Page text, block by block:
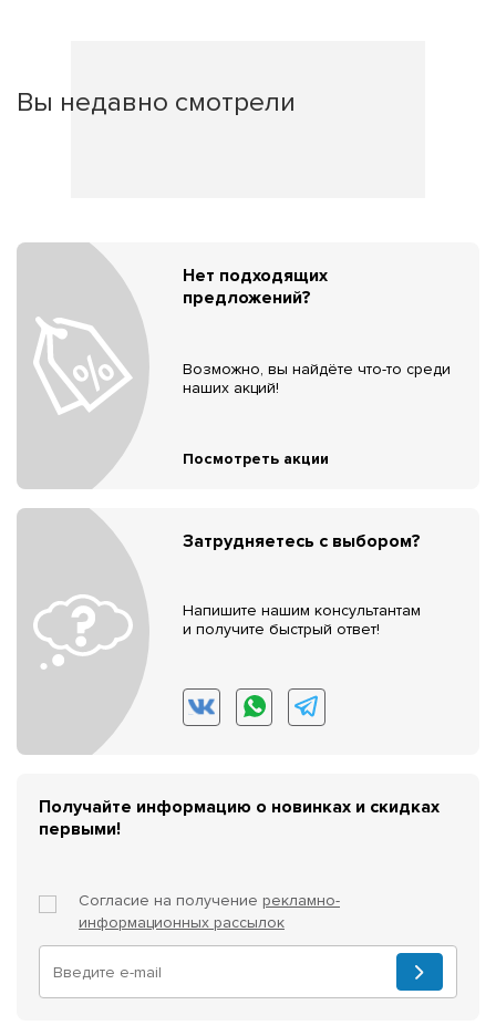
Вы недавно смотрели
Нет подходящих
предложений?
Возможно, вы найдёте что-то среди
наших акций!
Посмотреть акции
Затрудняетесь с выбором?
Напишите нашим консультантам
и получите быстрый ответ!
Получайте информацию о новинках и скидках
первыми!
Согласие на получение рекламно-
информационных рассылок